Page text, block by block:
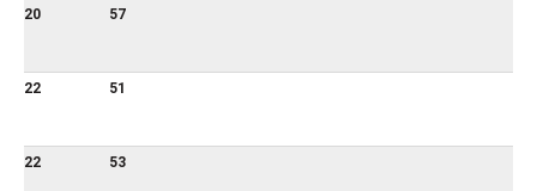
20 57
22 51
22 53